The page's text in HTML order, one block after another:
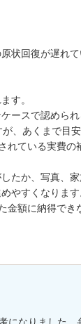
状回復が遅れ
す。
ースで認めら
、あくまで目安
れている実費
たか、写真、
やすくなります
額に納得でき
になりました。